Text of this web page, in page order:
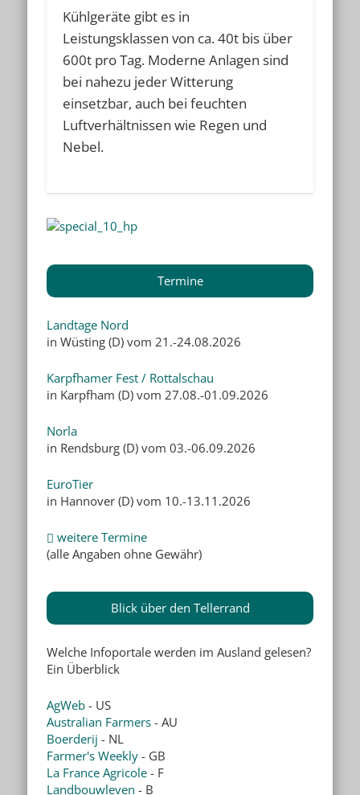
Kühlgeräte gibt es in
Leistungsklassen von ca. 40t bis über
600t pro Tag. Moderne Anlagen sind
bei nahezu jeder Witterung
einsetzbar, auch bei feuchten
Luftverhältnissen wie Regen und
Nebel.
Termine
Landtage Nord
in Wüsting (D) vom 21.-24.08.2026
Karpfhamer Fest / Rottalschau
in Karpfham (D) vom 27.08.-01.09.2026
Norla
in Rendsburg (D) vom 03.-06.09.2026
EuroTier
in Hannover (D) vom 10.-13.11.2026
weitere Termine
(alle Angaben ohne Gewähr)
Blick über den Tellerrand
Welche Infoportale werden im Ausland gelesen?
Ein Überblick
AgWeb - US
Australian Farmers - AU
Boerderij - NL
Farmer's Weekly - GB
La France Agricole - F
Landbouwleven - B